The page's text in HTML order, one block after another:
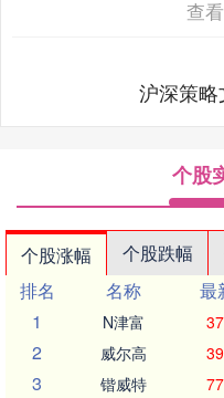
查
沪深策
个股
个股涨幅 个股跌幅
排名
名称 最
1
N津富
2 威尔高
3 锴威特